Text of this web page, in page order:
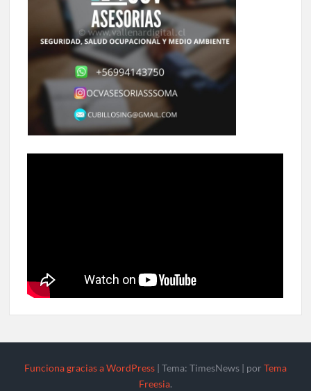
Funciona gracias a WordPress | Tema: TimesNews | por Tema
Freesia.